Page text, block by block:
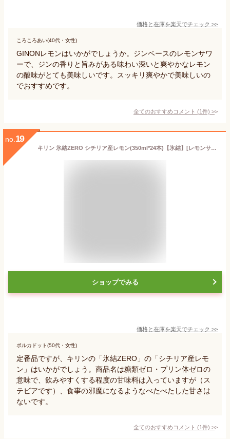
価格と在庫を楽天でチェック >>
ころころあい(40代・女性)
GINONレモンはいかがでしょうか。ジンベースのレモンサワ
ーで、ジンの香りと旨みがある味わい深いと爽やかなレモン
の酸味がとても美味しいです。スッキリ爽やかで美味しいの
でおすすめです。
全てのおすすめコメント (1件) >
no. 19
キリン 氷結ZERO シチリア産レモン(350ml*24本)【氷結】[レモンサワー]
ショップでみる
価格と在庫を楽天でチェック >>
ポルカドット(50代・女性)
定番品ですが、キリンの「氷結ZERO」の「シチリア産レモ
ン」はいかがでしょう。商品名は糖類ゼロ・プリン体ゼロの
意味で、飲みやすくする程度の甘味料は入っていますが（ス
テビアです）、食事の邪魔になるようなべたべたした甘さは
ないです。
全てのおすすめコメント (1件) >